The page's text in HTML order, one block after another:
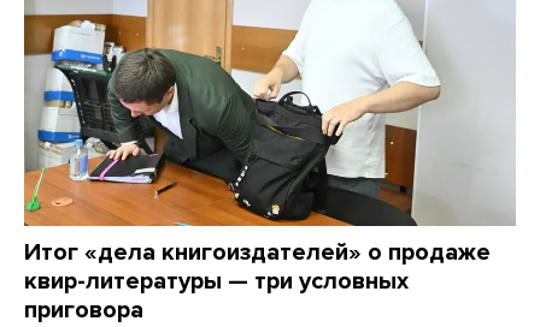
Итог «дела книгоиздателей» о продаже
квир-литературы — три условных
приговора